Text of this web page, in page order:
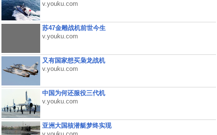
v.youku.com
苏47金雕战机前世今生
v.youku.com
又有国家想买枭龙战机
v.youku.com
中国为何还服役三代机
v.youku.com
亚洲大国核潜艇梦终实现